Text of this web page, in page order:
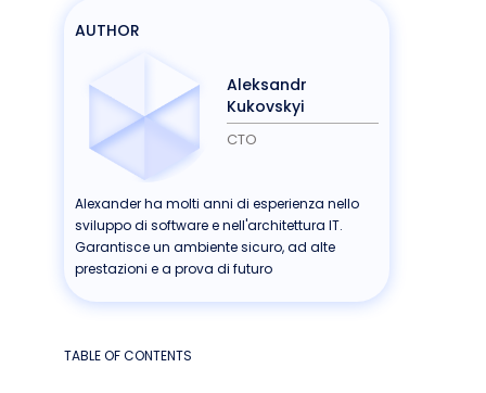
AUTHOR
Aleksandr
Kukovskyi
CTO
Alexander ha molti anni di esperienza nello
sviluppo di software e nell'architettura IT.
Garantisce un ambiente sicuro, ad alte
prestazioni e a prova di futuro
TABLE OF CONTENTS